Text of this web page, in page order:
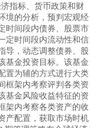
指标、货币政策和财
境的分析，预判宏观经
时间段内债券、股票市
定时间段内流动性和信
导，动态调整债券、股
基金投资目标。该基金
置为辅的方式进行大类
框架内考察评判各类资
基金风险收益特征的资
架内考察各类资产的收
产配置，获取市场时机